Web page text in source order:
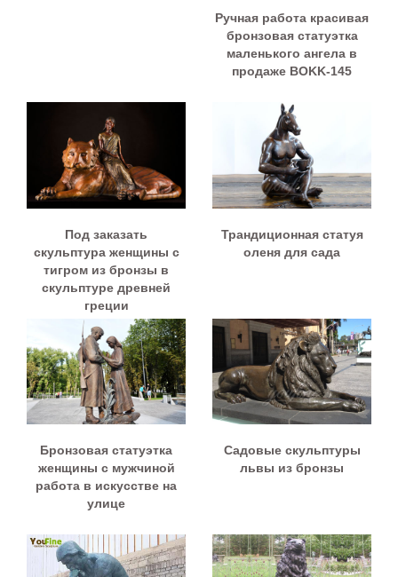
Ручная работа красивая
бронзовая статуэтка
маленького ангела в
продаже BOKK-145
Под заказать
скульптура женщины с
тигром из бронзы в
скульптуре древней
греции
Трандиционная статуя
оленя для сада
Бронзовая статуэтка
женщины с мужчиной
работа в искусстве на
улице
Садовые скульптуры
львы из бронзы